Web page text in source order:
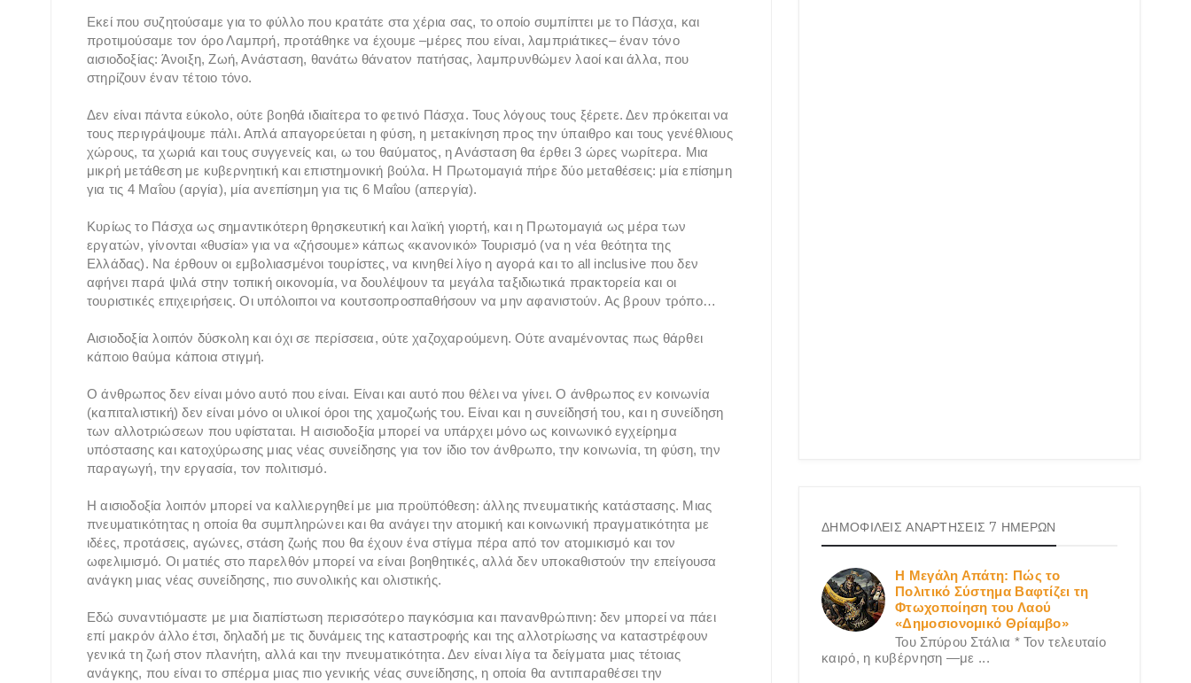
Eκεί που συζητούσαμε για το φύλλο που κρατάτε στα χέρια σας, το οποίο συμπίπτει με το Πάσχα, και
προτιμούσαμε τον όρο Λαμπρή, προτάθηκε να έχουμε –μέρες που είναι, λαμπριάτικες– έναν τόνο
αισιοδοξίας: Άνοιξη, Ζωή, Ανάσταση, θανάτω θάνατον πατήσας, λαμπρυνθώμεν λαοί και άλλα, που
στηρίζουν έναν τέτοιο τόνο.
Δεν είναι πάντα εύκολο, ούτε βοηθά ιδιαίτερα το φετινό Πάσχα. Τους λόγους τους ξέρετε. Δεν πρόκειται να
τους περιγράψουμε πάλι. Απλά απαγορεύεται η φύση, η μετακίνηση προς την ύπαιθρο και τους γενέθλιους
χώρους, τα χωριά και τους συγγενείς και, ω του θαύματος, η Ανάσταση θα έρθει 3 ώρες νωρίτερα. Μια
μικρή μετάθεση με κυβερνητική και επιστημονική βούλα. Η Πρωτομαγιά πήρε δύο μεταθέσεις: μία επίσημη
για τις 4 Μαΐου (αργία), μία ανεπίσημη για τις 6 Μαΐου (απεργία).
Κυρίως το Πάσχα ως σημαντικότερη θρησκευτική και λαϊκή γιορτή, και η Πρωτομαγιά ως μέρα των
εργατών, γίνονται «θυσία» για να «ζήσουμε» κάπως «κανονικό» Τουρισμό (να η νέα θεότητα της
Ελλάδας). Να έρθουν οι εμβολιασμένοι τουρίστες, να κινηθεί λίγο η αγορά και το all inclusive που δεν
αφήνει παρά ψιλά στην τοπική οικονομία, να δουλέψουν τα μεγάλα ταξιδιωτικά πρακτορεία και οι
τουριστικές επιχειρήσεις. Οι υπόλοιποι να κουτσοπροσπαθήσουν να μην αφανιστούν. Ας βρουν τρόπο…
Αισιοδοξία λοιπόν δύσκολη και όχι σε περίσσεια, ούτε χαζοχαρούμενη. Ούτε αναμένοντας πως θάρθει
κάποιο θαύμα κάποια στιγμή.
Ο άνθρωπος δεν είναι μόνο αυτό που είναι. Είναι και αυτό που θέλει να γίνει. Ο άνθρωπος εν κοινωνία
(καπιταλιστική) δεν είναι μόνο οι υλικοί όροι της χαμοζωής του. Είναι και η συνείδησή του, και η συνείδηση
των αλλοτριώσεων που υφίσταται. Η αισιοδοξία μπορεί να υπάρχει μόνο ως κοινωνικό εγχείρημα
υπόστασης και κατοχύρωσης μιας νέας συνείδησης για τον ίδιο τον άνθρωπο, την κοινωνία, τη φύση, την
παραγωγή, την εργασία, τον πολιτισμό.
Η αισιοδοξία λοιπόν μπορεί να καλλιεργηθεί με μια προϋπόθεση: άλλης πνευματικής κατάστασης. Μιας
πνευματικότητας η οποία θα συμπληρώνει και θα ανάγει την ατομική και κοινωνική πραγματικότητα με
ιδέες, προτάσεις, αγώνες, στάση ζωής που θα έχουν ένα στίγμα πέρα από τον ατομικισμό και τον
ωφελιμισμό. Οι ματιές στο παρελθόν μπορεί να είναι βοηθητικές, αλλά δεν υποκαθιστούν την επείγουσα
ανάγκη μιας νέας συνείδησης, πιο συνολικής και ολιστικής.
Εδώ συναντιόμαστε με μια διαπίστωση περισσότερο παγκόσμια και πανανθρώπινη: δεν μπορεί να πάει
επί μακρόν άλλο έτσι, δηλαδή με τις δυνάμεις της καταστροφής και της αλλοτρίωσης να καταστρέφουν
γενικά τη ζωή στον πλανήτη, αλλά και την πνευματικότητα. Δεν είναι λίγα τα δείγματα μιας τέτοιας
ανάγκης, που είναι το σπέρμα μιας πιο γενικής νέας συνείδησης, η οποία θα αντιπαραθέσει την
ΔΗΜΟΦΙΛΕΙΣ ΑΝΑΡΤΗΣΕΙΣ 7 ΗΜΕΡΩΝ
Η Μεγάλη Απάτη: Πώς το
Πολιτικό Σύστημα Βαφτίζει τη
Φτωχοποίηση του Λαού
«Δημοσιονομικό Θρίαμβο»
Του Σπύρου Στάλια * Τον τελευταίο
καιρό, η κυβέρνηση —με ...